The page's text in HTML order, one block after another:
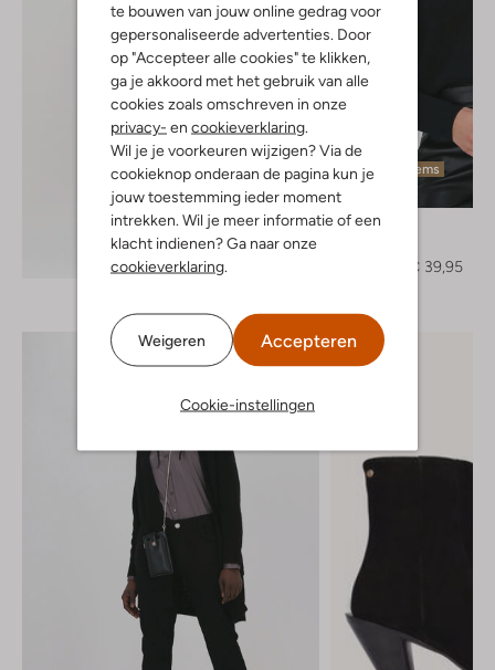
te bouwen van jouw online gedrag voor
gepersonaliseerde advertenties. Door
op "Accepteer alle cookies" te klikken,
ga je akkoord met het gebruik van alle
cookies zoals omschreven in onze
privacy- en cookieverklaring.
Wil je je voorkeuren wijzigen? Via de
cookieknop onderaan de pagina kun je
jouw toestemming ieder moment
intrekken. Wil je meer informatie of een
klacht indienen? Ga naar onze
cookieverklaring.
Weigeren Accepteren
Cookie-instellingen
Ontdek de look
Laatste items
Minimum
€ 39,95